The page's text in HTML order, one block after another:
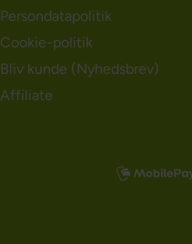
Persondatapolitik
Cookie-politik
Bliv kunde (Nyhedsbrev)
Affiliate